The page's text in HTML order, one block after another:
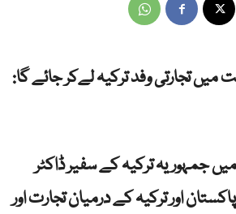
تجارتی وفد ترکیہ لےکر جائے گا:
جمہوریہ ترکیہ کے سفیر ڈاکٹر
اور ترکیہ کے درمیان تجارت اور